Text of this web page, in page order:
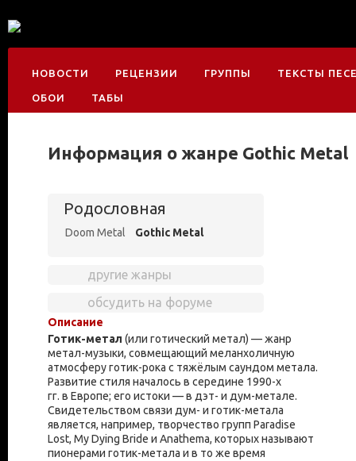
НОВОСТИ РЕЦЕНЗИИ ГРУППЫ ТЕКСТЫ
ОБОИ ТАБЫ
Информация о жанре Gothic Metal
Родословная
Doom Metal Gothic Metal
другие жанры
обсудить на форуме
Описание
Готик-метал (или готический метал) — жанр
метал-музыки, совмещающий меланхоличную
атмосферу готик-рока с тяжёлым саундом метала.
Развитие стиля началось в середине 1990-х
гг. в Европе; его истоки — в дэт- и дум-метале.
Свидетельством связи дум- и готик-метала
является, например, творчество групп Paradise
Lost, My Dying Bride и Anathema, которых называют
пионерами готик-метала и в то же время